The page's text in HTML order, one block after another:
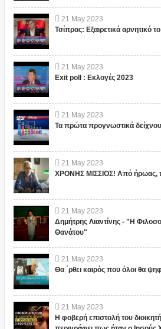
21 May 2023
Τσίπρας: Εξαιρετικά αρνητικό
21 May 2023
Exit poll : Εκλογές 2023
21 May 2023
Τα πρώτα προγνωστικά
21 May 2023
ΧΡΟΝΗΣ ΜΙΣΣΙΟΣ! Από ήρωας,
21 May 2023
Δημήτρης Λιαντίνης - "Η
Θανάτου"
21 May 2023
Θα ΄ρθει καιρός που όλοι θα
21 May 2023
Η φοβερή επιστολή του